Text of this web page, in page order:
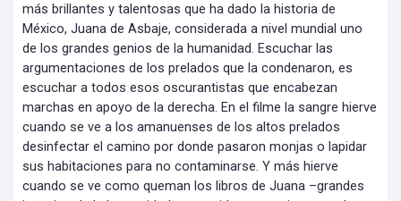
más brillantes y talentosas que ha dado la historia de
México, Juana de Asbaje, considerada a nivel mundial uno
de los grandes genios de la humanidad. Escuchar las
argumentaciones de los prelados que la condenaron, es
escuchar a todos esos oscurantistas que encabezan
marchas en apoyo de la derecha. En el filme la sangre hierve
cuando se ve a los amanuenses de los altos prelados
desinfectar el camino por donde pasaron monjas o lapidar
sus habitaciones para no contaminarse. Y más hierve
cuando se ve como queman los libros de Juana –grandes